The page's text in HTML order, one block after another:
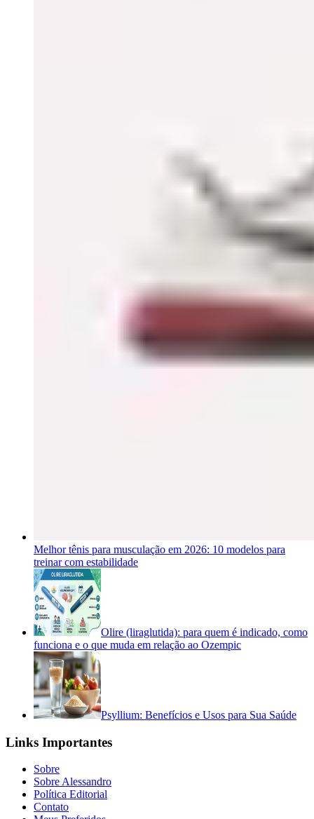
Melhor tênis para musculação em 2026: 10 modelos para
treinar com estabilidade
Olire (liraglutida): para quem é indicado, como
funciona e o que muda em relação ao Ozempic
Psyllium: Benefícios e Usos para Sua Saúde
Links Importantes
Sobre
Sobre Alessandro
Política Editorial
Contato